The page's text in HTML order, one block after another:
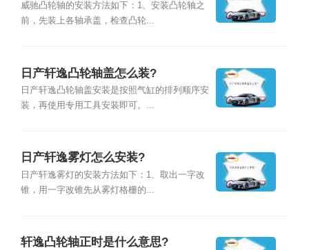
威驰凸轮轴的安装方法如下：1、安装凸轮轴之
前，先装上各轴承盖，检查凸轮...
日产轩逸凸轮轴盖怎么装?
日产轩逸凸轮轴盖安装是按照气缸的排列顺序安
装，再使用专用工具安装即可。...
日产轩逸雾灯怎么安装?
日产轩逸雾灯的安装方法如下：1、取出一字改
锥，用一字改锥先从雾灯格栅的...
轩逸凸轮轴正时是什么意思?